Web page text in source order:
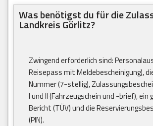
Was benötigst du für die
Landkreis Görlitz?
Zwingend erforderlich sind:
Reisepass mit Meldebescheinigung),
Nummer (7-stellig),
I und II (Fahrzeugschein und -brief), ein
Bericht (TÜV) und die
(PIN).